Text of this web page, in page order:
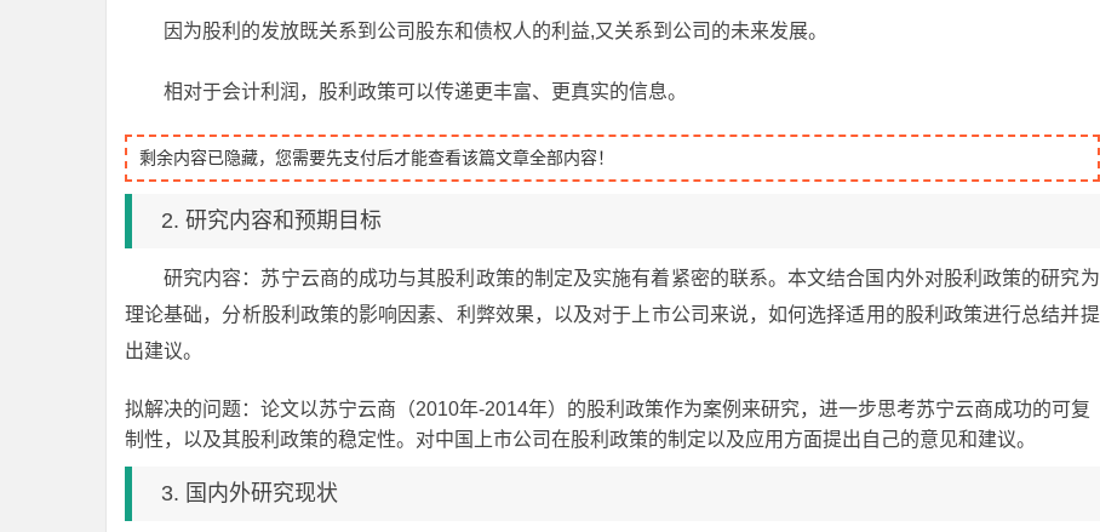
因为股利的发放既关系到公司股东和债权人的利益,又关系到公司的未来发展。
相对于会计利润，股利政策可以传递更丰富、更真实的信息。
剩余内容已隐藏，您需要先支付后才能查看该篇文章全部内容！
2. 研究内容和预期目标
研究内容：苏宁云商的成功与其股利政策的制定及实施有着紧密的联系。本文结合国内外对股利政策的研究为
理论基础，分析股利政策的影响因素、利弊效果，以及对于上市公司来说，如何选择适用的股利政策进行总结并提
出建议。
拟解决的问题：论文以苏宁云商（2010年-2014年）的股利政策作为案例来研究，进一步思考苏宁云商成功的可复
制性，以及其股利政策的稳定性。对中国上市公司在股利政策的制定以及应用方面提出自己的意见和建议。
3. 国内外研究现状